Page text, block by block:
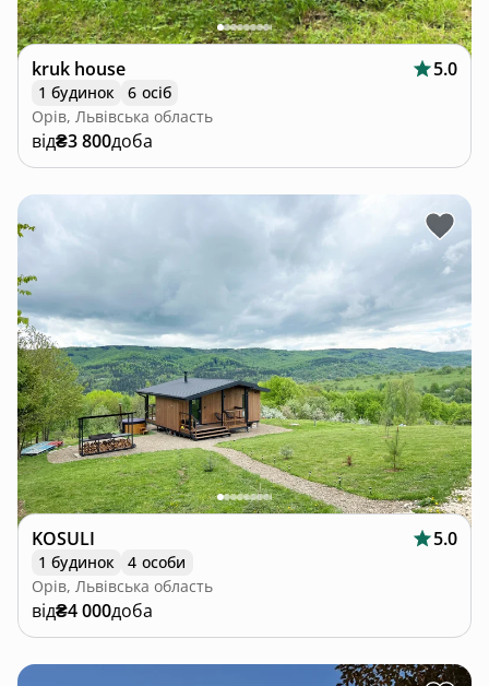
kruk house 5.0
1 будинок
6 осіб
Орів, Львівська область
від₴3 800доба
KOSULI 5.0
1 будинок
4 особи
Орів, Львівська область
від₴4 000доба